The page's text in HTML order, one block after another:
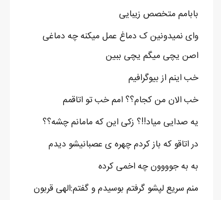
بابامم متخصص زیبایی
وای نمیدونین ک دماغ عمل میکنه چه دماغی
اصن یچی میگم یچی ببین
خب اینم از بیوگرافیم
خب الان من کجام؟؟ امم خب تو اتاقمم
یه صدایی میاد!!؟ زکی این که مامانم چشه؟؟
در اتاقو که باز کردم چهره ی عصبانیشو دیدم
به به جوووون چه اخمی کرده
منم سریع لپشو گرفتم بوسیدم و گفتم:الهی قربون